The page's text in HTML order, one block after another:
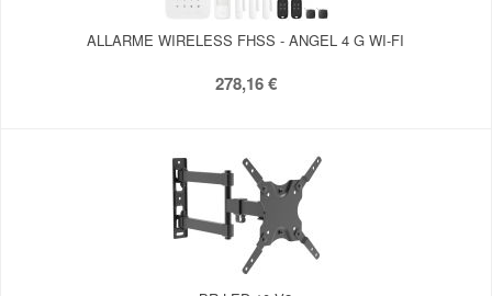
ALLARME WIRELESS FHSS - ANGEL 4 G WI-FI
278,16 €